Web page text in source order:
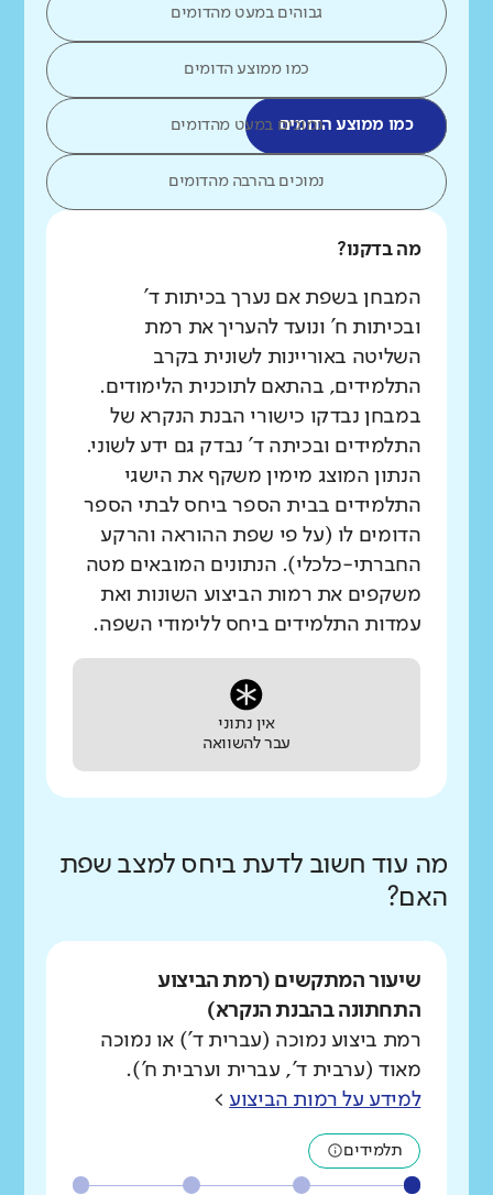
גבוהים במעט מהדומים
כמו ממוצע הדומים
כמו ממוצע הדומיםנמוכים במעט מהדומים
נמוכים בהרבה מהדומים
מה בדקנו?
המבחן בשפת אם נערך בכיתות ד'
ובכיתות ח' ונועד להעריך את רמת
השליטה באוריינות לשונית בקרב
התלמידים, בהתאם לתוכנית הלימודים.
במבחן נבדקו כישורי הבנת הנקרא של
התלמידים ובכיתה ד' נבדק גם ידע לשוני.
הנתון המוצג מימין משקף את הישגי
התלמידים בבית הספר ביחס לבתי הספר
הדומים לו (על פי שפת ההוראה והרקע
החברתי-כלכלי). הנתונים המובאים מטה
משקפים את רמות הביצוע השונות ואת
עמדות התלמידים ביחס ללימודי השפה.
אין נתוני
עבר להשוואה
מה עוד חשוב לדעת ביחס למצב שפת
האם?
שיעור המתקשים (רמת הביצוע
התחתונה בהבנת הנקרא)
רמת ביצוע נמוכה (עברית ד') או נמוכה
מאוד (ערבית ד', עברית וערבית ח').
למידע על רמות הביצוע >
תלמידים